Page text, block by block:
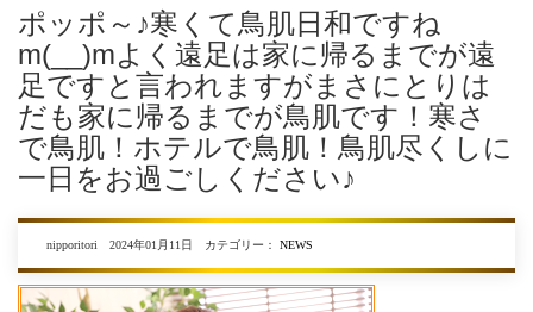
ポッポ～♪寒くて鳥肌日和ですね
m(__)mよく遠足は家に帰るまでが遠
足ですと言われますがまさにとりは
だも家に帰るまでが鳥肌です！寒さ
で鳥肌！ホテルで鳥肌！鳥肌尽くしに
一日をお過ごしください♪
nipporitori 2024年01月11日 カテゴリー： NEWS